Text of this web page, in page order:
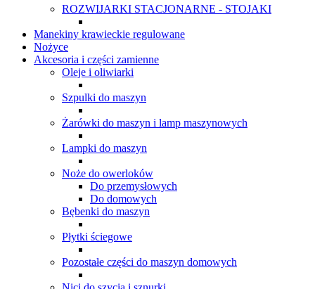
ROZWIJARKI STACJONARNE - STOJAKI
Manekiny krawieckie regulowane
Nożyce
Akcesoria i części zamienne
Oleje i oliwiarki
Szpulki do maszyn
Żarówki do maszyn i lamp maszynowych
Lampki do maszyn
Noże do owerloków
Do przemysłowych
Do domowych
Bębenki do maszyn
Płytki ściegowe
Pozostałe części do maszyn domowych